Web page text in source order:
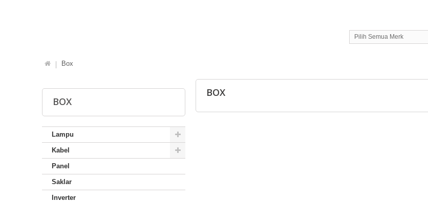
Pilih Semua Merk
Box
BOX
Lampu
Kabel
Panel
Saklar
Inverter
BOX